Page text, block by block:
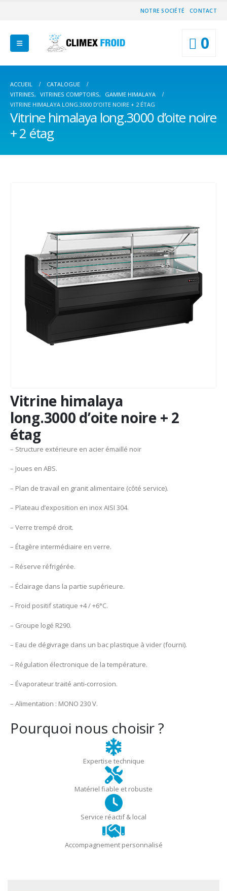
NOTRE SOCIÉTÉ CONTACT
0
ACCUEIL
CATALOGUE
VITRINES, VITRINES COMPTOIRS,
GAMME HIMALAYA
VITRINE HIMALAYA LONG.3000 D’OITE NOIRE + 2 ÉTAG
Vitrine himalaya long.3000 d’oite noire
+ 2 étag
Vitrine himalaya
long.3000 d’oite noire + 2
étag
– Structure extérieure en acier émaillé noir
– Joues en ABS.
– Plan de travail en granit alimentaire (côté service).
– Plateau d’exposition en inox AISI 304.
– Verre trempé droit.
– Étagère intermédiaire en verre.
– Réserve réfrigérée.
– Éclairage dans la partie supérieure.
– Froid positif statique +4 / +6°C.
– Groupe logé R290.
– Eau de dégivrage dans un bac plastique à vider (fourni).
– Régulation électronique de la température.
– Évaporateur traité anti-corrosion.
– Alimentation : MONO 230 V.
Pourquoi nous choisir ?
Expertise technique
Matériel fiable et robuste
Service réactif & local
Accompagnement personnalisé